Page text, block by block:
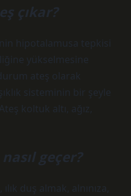
çıkar?
hipotalamusa tepkisi
yükselmesine
ateş olarak
sisteminin bir şeyle
koltuk altı, ağız,
geçer?
duş almak, alnınıza,